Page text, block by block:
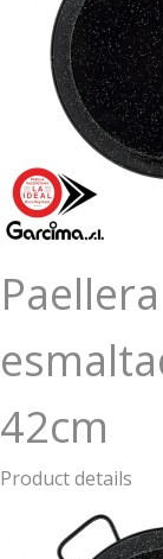
42cm
Product details